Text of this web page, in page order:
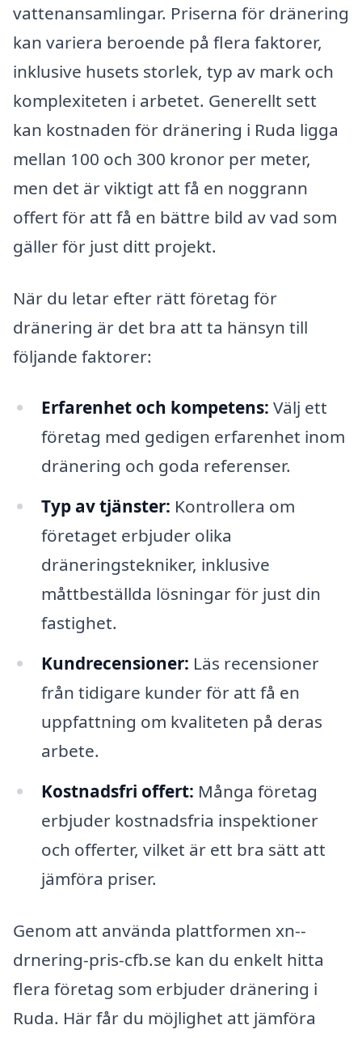
vattenansamlingar. Priserna för dränering
kan variera beroende på flera faktorer,
inklusive husets storlek, typ av mark och
komplexiteten i arbetet. Generellt sett
kan kostnaden för dränering i Ruda ligga
mellan 100 och 300 kronor per meter,
men det är viktigt att få en noggrann
offert för att få en bättre bild av vad som
gäller för just ditt projekt.
När du letar efter rätt företag för
dränering är det bra att ta hänsyn till
följande faktorer:
Erfarenhet och kompetens: Välj ett
företag med gedigen erfarenhet inom
dränering och goda referenser.
Typ av tjänster: Kontrollera om
företaget erbjuder olika
dräneringstekniker, inklusive
måttbeställda lösningar för just din
fastighet.
Kundrecensioner: Läs recensioner
från tidigare kunder för att få en
uppfattning om kvaliteten på deras
arbete.
Kostnadsfri offert: Många företag
erbjuder kostnadsfria inspektioner
och offerter, vilket är ett bra sätt att
jämföra priser.
Genom att använda plattformen xn--
drnering-pris-cfb.se kan du enkelt hitta
flera företag som erbjuder dränering i
Ruda. Här får du möjlighet att jämföra